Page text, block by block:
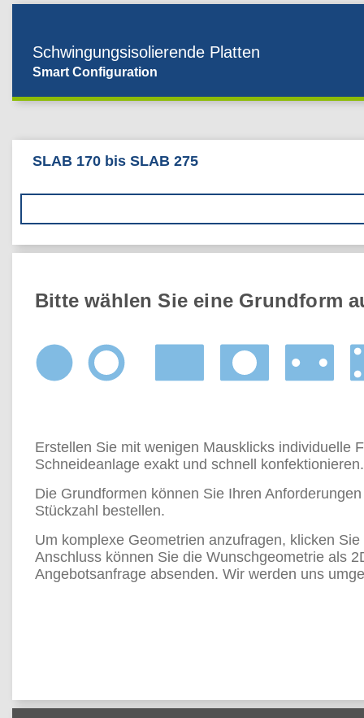
Schwingungsisolierende Platten
Smart Configuration
SLAB 170 bis SLAB 275
Bitte wählen Sie eine Grundform
Erstellen Sie mit wenigen Mausklicks individuelle
Schneideanlage exakt und schnell konfektionieren.
Die Grundformen können Sie Ihren
Stückzahl bestellen.
Um komplexe Geometrien anzufragen, klicken
Anschluss können Sie die Wunschgeometrie als
Angebotsanfrage absenden. Wir werden uns